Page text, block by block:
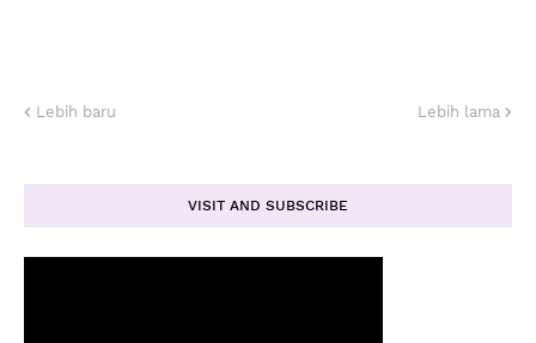
Lebih baru Lebih lama
VISIT AND SUBSCRIBE